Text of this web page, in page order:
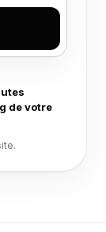
de votre